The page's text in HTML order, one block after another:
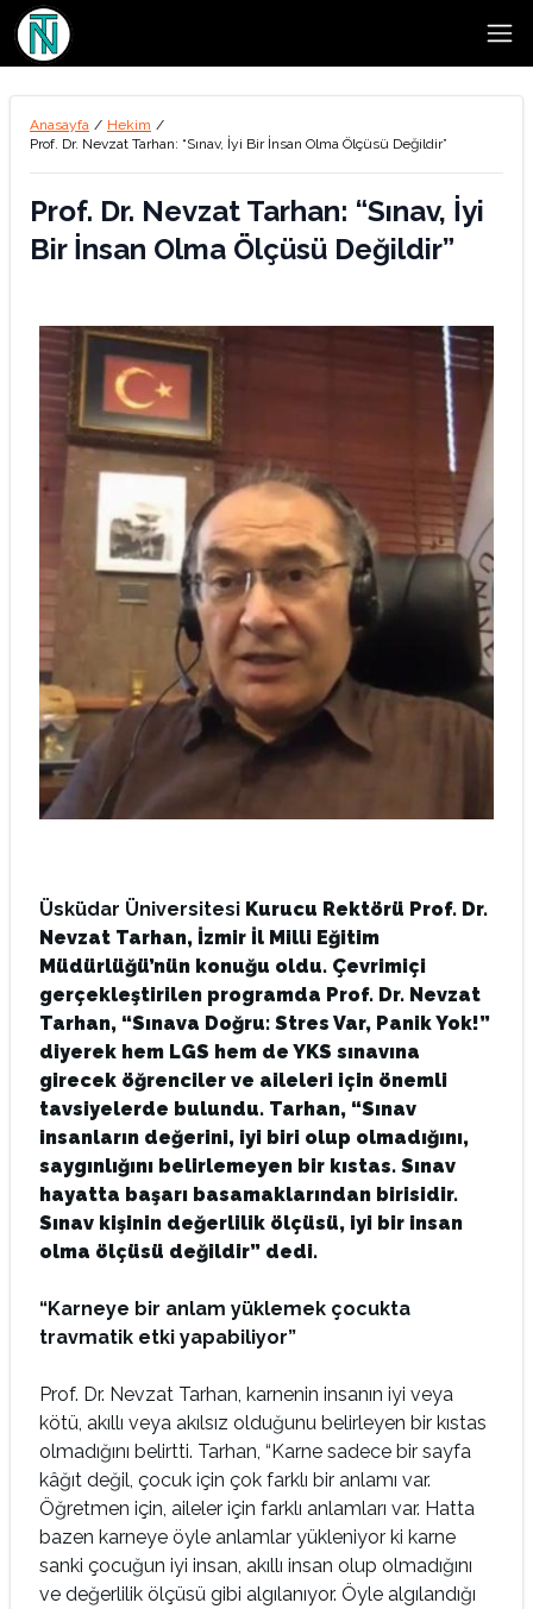
Anasayfa / Hekim /
Prof. Dr. Nevzat Tarhan: “Sınav, İyi Bir İnsan Olma Ölçüsü Değildir”
Prof. Dr. Nevzat Tarhan: “Sınav, İyi
Bir İnsan Olma Ölçüsü Değildir”
Üsküdar Üniversitesi Kurucu Rektörü Prof. Dr.
Nevzat Tarhan, İzmir İl Milli Eğitim
Müdürlüğü’nün konuğu oldu. Çevrimiçi
gerçekleştirilen programda Prof. Dr. Nevzat
Tarhan, “Sınava Doğru: Stres Var, Panik Yok!”
diyerek hem LGS hem de YKS sınavına
girecek öğrenciler ve aileleri için önemli
tavsiyelerde bulundu. Tarhan, “Sınav
insanların değerini, iyi biri olup olmadığını,
saygınlığını belirlemeyen bir kıstas. Sınav
hayatta başarı basamaklarından birisidir.
Sınav kişinin değerlilik ölçüsü, iyi bir insan
olma ölçüsü değildir” dedi.
“Karneye bir anlam yüklemek çocukta
travmatik etki yapabiliyor”
Prof. Dr. Nevzat Tarhan, karnenin insanın iyi veya
kötü, akıllı veya akılsız olduğunu belirleyen bir kıstas
olmadığını belirtti. Tarhan, “Karne sadece bir sayfa
kâğıt değil, çocuk için çok farklı bir anlamı var.
Öğretmen için, aileler için farklı anlamları var. Hatta
bazen karneye öyle anlamlar yükleniyor ki karne
sanki çocuğun iyi insan, akıllı insan olup olmadığını
ve değerlilik ölçüsü gibi algılanıyor. Öyle algılandığı